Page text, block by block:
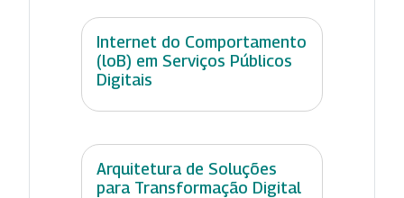
Internet do Comportamento
(loB) em Serviços Públicos
Digitais
Arquitetura de Soluções
para Transformação Digital